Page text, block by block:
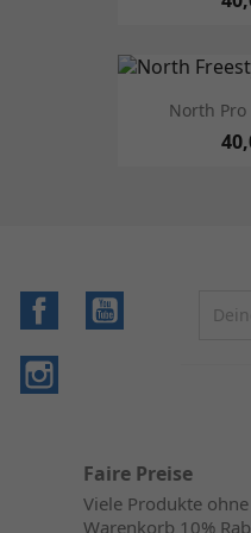
North Pro
Facebook
Faire Preise
Viele Produkte
Warenkorb 10%